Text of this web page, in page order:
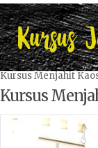
Kursus Menjahit
Kursus